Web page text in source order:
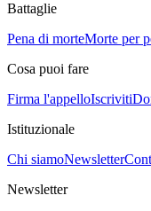
Battaglie
Pena di morteMorte per
Cosa puoi fare
Firma l'appelloIscriviti
Istituzionale
Chi siamoNewsletter
Newsletter